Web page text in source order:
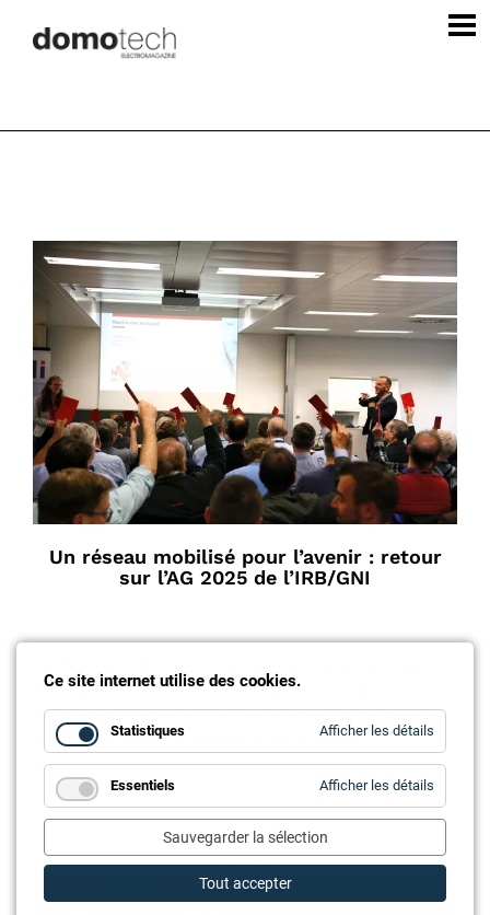
Un réseau mobilisé pour l’avenir : retour
sur l’AG 2025 de l’IRB/GNI
Bâtiment (IRB/GNI) a été marquée par un
programme riche, articulé autour de la thématique
de la gestion des données et de la relève
professionnelle.
Annonce
Ce site internet utilise des cookies.
Statistiques Afficher les détails
Essentiels Afficher les détails
Sauvegarder la sélection
Tout accepter